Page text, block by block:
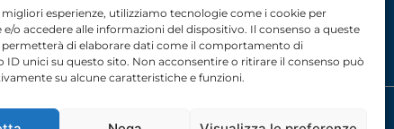
migliori esperienze, utilizziamo tecnologie come i cookie per
e/o accedere alle informazioni del dispositivo. Il consenso a queste
di elaborare dati come il comportamento di
ID unici su questo sito. Non acconsentire o ritirare il consenso può
su alcune caratteristiche e funzioni.